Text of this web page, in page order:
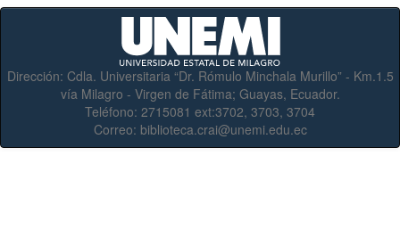
Dirección: Cdla. Universitaria “Dr. Rómulo Minchala Murillo” - Km.1.5
vía Milagro - Virgen de Fátima; Guayas, Ecuador.
Teléfono: 2715081 ext:3702, 3703, 3704
Correo: biblioteca.crai@unemi.edu.ec